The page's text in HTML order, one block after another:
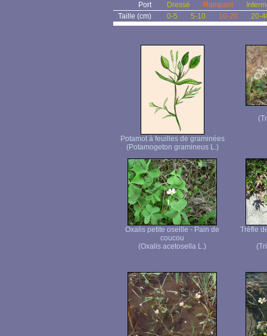
Port
Dressé Rampant
Taille (cm)
0-5 5-10 10-20 20-
Potamot à feuilles de graminées
(Potamogeton gramineus L.)
Oxalis petite oseille - Pain de
coucou
(Oxalis acetosella L.)
Trèfle